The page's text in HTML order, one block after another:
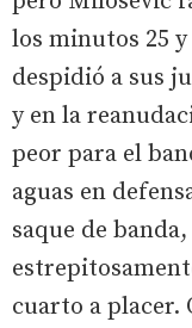
los minutos 25
despidió a sus
y en la
peor para el
aguas en
saque de
cuarto a placer.